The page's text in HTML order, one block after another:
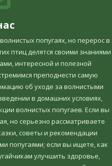
попугаях, но перерос в
птиц делятся своими знаниями
интересной и полезной
преподнести самую
об уходе за волнистыми
в домашних условиях,
волнистых попугаев. Если вы
но серьезно рассматриваете
советы и рекомендации
попугаями; если вы ищете, как
улучшить здоровье,